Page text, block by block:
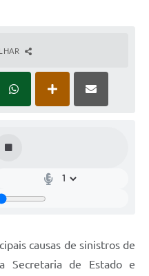
causas de sinistros de
Secretaria de Estado e